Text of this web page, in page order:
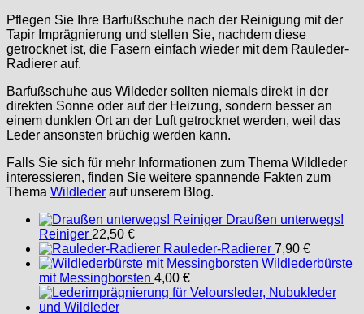
Pflegen Sie Ihre Barfußschuhe nach der Reinigung mit der
Tapir Imprägnierung und stellen Sie, nachdem diese
getrocknet ist, die Fasern einfach wieder mit dem Rauleder-
Radierer auf.
Barfußschuhe aus Wildeder sollten niemals direkt in der
direkten Sonne oder auf der Heizung, sondern besser an
einem dunklen Ort an der Luft getrocknet werden, weil das
Leder ansonsten brüchig werden kann.
Falls Sie sich für mehr Informationen zum Thema Wildleder
interessieren, finden Sie weitere spannende Fakten zum
Thema Wildleder auf unserem Blog.
Draußen unterwegs!
Reiniger 22,50 €
Rauleder-Radierer 7,90 €
Wildlederbürste
mit Messingborsten 4,00 €